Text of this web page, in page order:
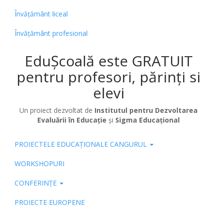
Învățământ liceal
Învățământ profesional
EduȘcoală este GRATUIT
pentru profesori, părinți si
elevi
Un proiect dezvoltat de Institutul pentru Dezvoltarea
Evaluării în Educație și Sigma Educațional
Pub
PROIECTELE EDUCAȚIONALE CANGURUL
WORKSHOPURI
CONFERINȚE
PROIECTE EUROPENE